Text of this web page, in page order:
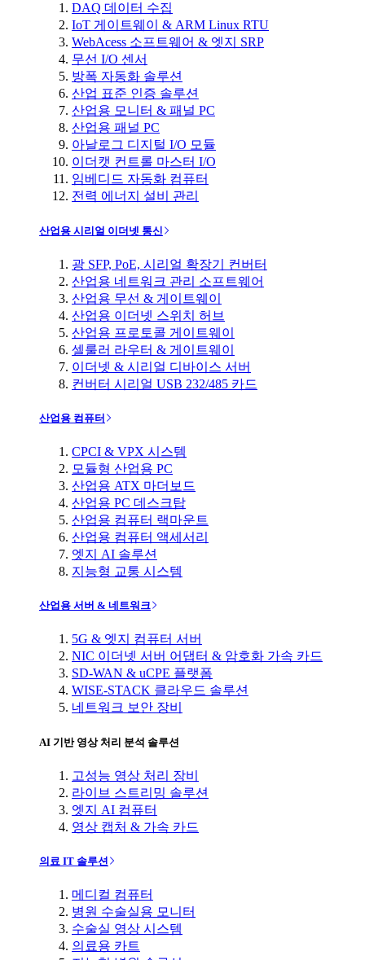
DAQ 데이터 수집
IoT 게이트웨이 & ARM Linux RTU
WebAcess 소프트웨어 & 엣지 SRP
무선 I/O 센서
방폭 자동화 솔루션
산업 표준 인증 솔루션
산업용 모니터 & 패널 PC
산업용 패널 PC
아날로그 디지털 I/O 모듈
이더캣 컨트롤 마스터 I/O
임베디드 자동화 컴퓨터
전력 에너지 설비 관리
산업용 시리얼 이더넷 통신
광 SFP, PoE, 시리얼 확장기 컨버터
산업용 네트워크 관리 소프트웨어
산업용 무선 & 게이트웨이
산업용 이더넷 스위치 허브
산업용 프로토콜 게이트웨이
셀룰러 라우터 & 게이트웨이
이더넷 & 시리얼 디바이스 서버
컨버터 시리얼 USB 232/485 카드
산업용 컴퓨터
CPCI & VPX 시스템
모듈형 산업용 PC
산업용 ATX 마더보드
산업용 PC 데스크탑
산업용 컴퓨터 랙마운트
산업용 컴퓨터 액세서리
엣지 AI 솔루션
지능형 교통 시스템
산업용 서버 & 네트워크
5G & 엣지 컴퓨터 서버
NIC 이더넷 서버 어댑터 & 암호화 가속 카드
SD-WAN & uCPE 플랫폼
WISE-STACK 클라우드 솔루션
네트워크 보안 장비
AI 기반 영상 처리 분석 솔루션
고성능 영상 처리 장비
라이브 스트리밍 솔루션
엣지 AI 컴퓨터
영상 캡처 & 가속 카드
의료 IT 솔루션
메디컬 컴퓨터
병원 수술실용 모니터
수술실 영상 시스템
의료용 카트